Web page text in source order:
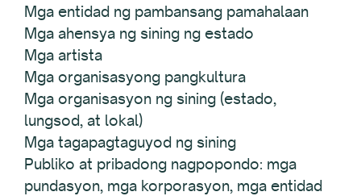
Mga entidad ng pambansang pamahalaan
Mga ahensya ng sining ng estado
Mga artista
Mga organisasyong pangkultura
Mga organisasyon ng sining (estado,
lungsod, at lokal)
Mga tagapagtaguyod ng sining
Publiko at pribadong nagpopondo: mga
pundasyon, mga korporasyon, mga entidad